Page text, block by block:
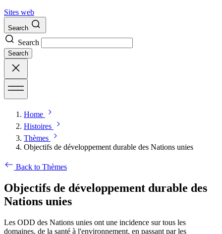
Sites web
Search
Search
Search
Home
Histoires
Thèmes
Objectifs de développement durable des Nations unies
Back to Thèmes
Objectifs de développement durable des
Nations unies
Les ODD des Nations unies ont une incidence sur tous les
domaines, de la santé à l'environnement, en passant par les